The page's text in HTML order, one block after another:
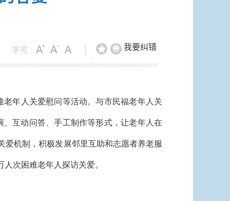
我要纠错
字号 :
老年人关爱慰问等活动。与市民福老年人关
互动问答、手工制作等形式，让老年人在
爱机制，积极发展邻里互助和志愿者养老服
次困难老年人探访关爱。